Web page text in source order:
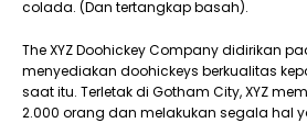
colada. (Dan tertangkap basah).
The XYZ Doohickey Company didirikan
menyediakan doohickeys berkualitas
saat itu. Terletak di Gotham City, XYZ
2.000 orang dan melakukan segala hal